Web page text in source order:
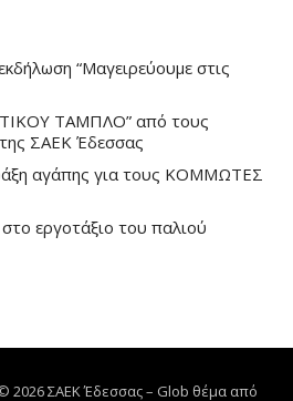
“Μαγειρεύουμε στις
ΤΑΜΠΛΟ” από τους
ΣΑΕΚ Έδεσσας
αγάπης για τους ΚΟΜΜΩΤΕΣ
εργοτάξιο του παλιού
2026 ΣΑΕΚ Έδεσσας– Glob θέμα από